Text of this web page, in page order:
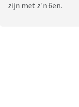
zijn met z'n 6en.